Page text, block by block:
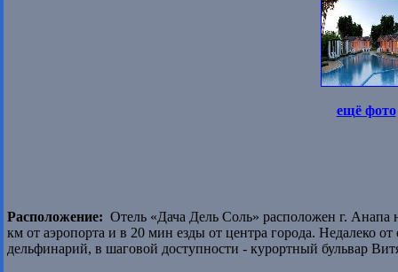
ещё фото
Расположение: Отель «Дача Дель Соль» расположен г. Анапа
км от аэропорта и в 20 мин езды от центра города. Недалеко
дельфинарий, в шаговой доступности - курортный бульвар